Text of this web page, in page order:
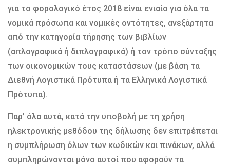
για το φορολογικό έτος 2018 είναι ενιαίο για όλα τα
νομικά πρόσωπα και νομικές οντότητες, ανεξάρτητα
από την κατηγορία τήρησης των βιβλίων
(απλογραφικά ή διπλογραφικά) ή τον τρόπο σύνταξης
των οικονομικών τους καταστάσεων (με βάση τα
Διεθνή Λογιστικά Πρότυπα ή τα Ελληνικά Λογιστικά
Πρότυπα).
Παρ’ όλα αυτά, κατά την υποβολή με τη χρήση
ηλεκτρονικής μεθόδου της δήλωσης δεν επιτρέπεται
η συμπλήρωση όλων των κωδικών και πινάκων, αλλά
συμπληρώνονται μόνο αυτοί που αφορούν τα